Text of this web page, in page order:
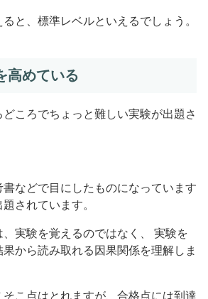
と、標準レベルといえるでしょう。
高めている
ころでちょっと難しい実験が出題さ
などで目にしたものになっています
されています。
実験を覚えるのではなく、 実験を
から読み取れる因果関係を理解しま
こ点はとれますが、合格点には到達